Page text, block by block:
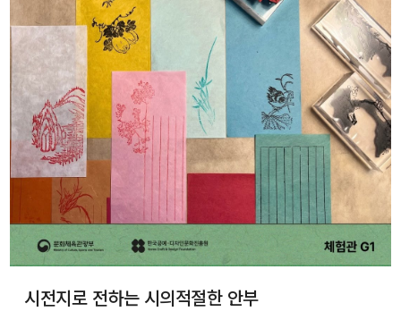
시전지로 전하는 시의적절한 안부